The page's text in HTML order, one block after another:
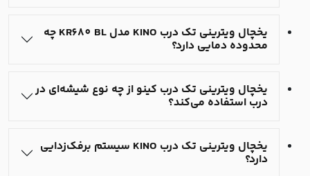
یخچال ویترینی تک درب KINO مدل KR680 BL چه
محدوده دمایی دارد؟
یخچال ویترینی تک درب کینو از چه نوع شیشه‌ای در
درب استفاده می‌کند؟
یخچال ویترینی تک درب KINO سیستم برفک‌زدایی
دارد؟